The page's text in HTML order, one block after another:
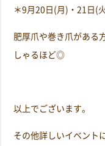
＊9月20日(月)・21日(
肥厚爪や巻き爪がある
しゃるほど◎
以上でございます。
その他詳しいイベント